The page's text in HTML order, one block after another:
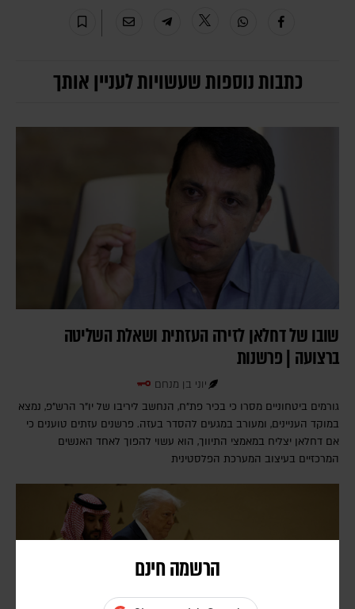
הרשמה חינם
כתבות נוספות שעשויות לעניין אותך
שובו של דחלאן לזירה העזתית ושאלת השליטה
ברצועה | פרשנות
יוני בן מנחם
גורמים ביטחוניים מסרו כי בכיר פת"ח, הנחשב ליריבו של יו"ר הרש"פ, נמצא
במוקד העניינים, ומעורב במגעים להסדר בעזה. פרשנים עזתים טוענים כי
אם דחלאן יצליח במאמצי התיווך, הוא עשוי להפוך לאחד האנשים
המרכזיים בעיצוב המערכת הפלסטינית